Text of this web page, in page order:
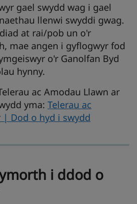
gael swydd wag i gael
llenwi swyddi gwag.
at rai/pob un o'r
mae angen i gyflogwyr fod
o'r Ganolfan Byd
hynny.
ac Amodau Llawn ar
yma: Telerau ac
Dod o hyd i swydd
i ddod o